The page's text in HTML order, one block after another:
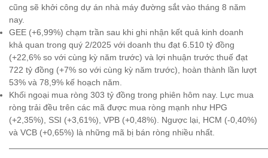
cũng sẽ khởi công dự án nhà máy đường sắt vào tháng 8 năm
nay.
GEE (+6,99%) chạm trần sau khi ghi nhận kết quả kinh doanh
khả quan trong quý 2/2025 với doanh thu đạt 6.510 tỷ đồng
(+22,6% so với cùng kỳ năm trước) và lợi nhuận trước thuế đạt
722 tỷ đồng (+7% so với cùng kỳ năm trước), hoàn thành lần lượt
53% và 78,9% kế hoạch năm.
Khối ngoại mua ròng 303 tỷ đồng trong phiên hôm nay. Lực mua
ròng trải đều trên các mã được mua ròng mạnh như HPG
(+2,35%), SSI (+3,61%), VPB (+0,48%). Ngược lại, HCM (-0,40%)
và VCB (+0,65%) là những mã bị bán ròng nhiều nhất.